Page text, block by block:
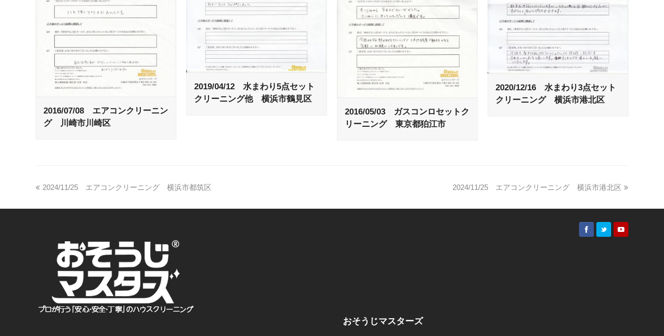
2016/07/08 エアコンクリーニン
グ 川崎市川崎区
2019/04/12 水まわり5点セット
クリーニング他 横浜市鶴見区
2016/05/03 ガスコンロセットク
リーニング 東京都狛江市
2020/12/16 水まわり3点セット
クリーニング 横浜市港北区
2024/11/25 エアコンクリーニング 横浜市都筑区 2024/11/25 エアコンクリーニング 横浜市港北区
おそうじマスターズ